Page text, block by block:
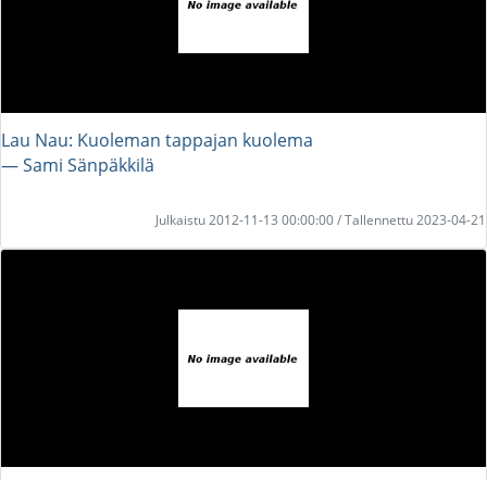
Lau Nau: Kuoleman tappajan kuolema
― Sami Sänpäkkilä
Julkaistu 2012-11-13 00:00:00 / Tallennettu 2023-04-21